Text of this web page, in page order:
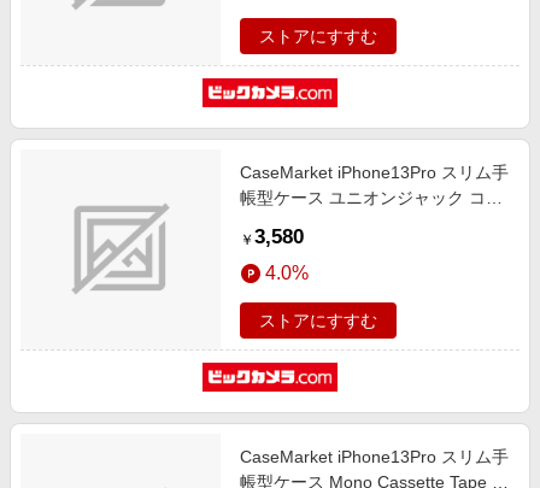
ストアにすすむ
CaseMarket iPhone13Pro スリム手
帳型ケース ユニオンジャック コレ
リー iPhone13Pro-BCM2S2220-78
￥ 3,580
4.0%
ストアにすすむ
CaseMarket iPhone13Pro スリム手
帳型ケース Mono Cassette Tape ス